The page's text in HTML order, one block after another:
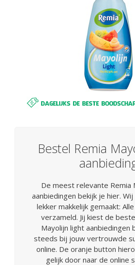
Bestel Remia
De meest relevante Remia
aanbiedingen bekijk je hier.
lekker makkelijk gemaakt:
verzameld. Jij kiest de
Mayolijn light aanbiedingen
steeds bij jouw vertrouwde
online. De oranje button
gelijk door naar de online